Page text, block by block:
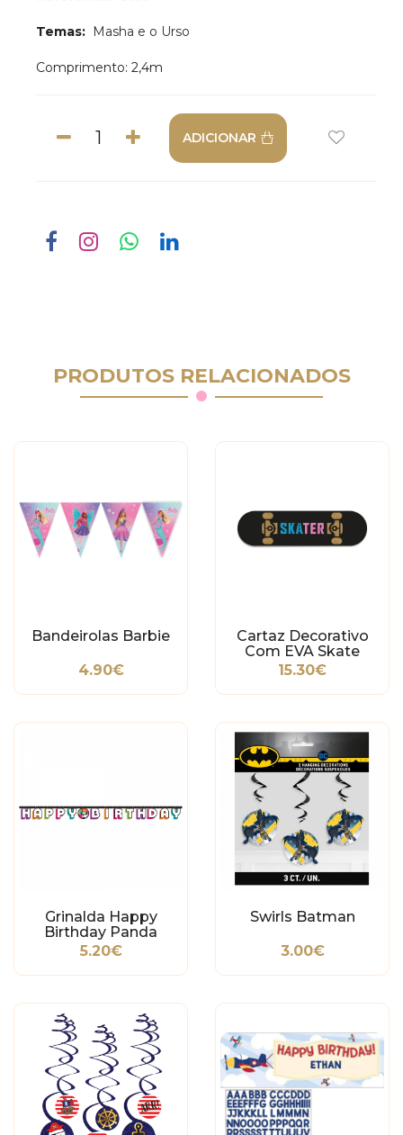
Temas: Masha e o Urso
Comprimento: 2,4m
ADICIONAR
PRODUTOS RELACIONADOS
Bandeirolas Barbie
4.90€
Cartaz Decorativo
Com EVA Skate
15.30€
Grinalda Happy
Birthday Panda
5.20€
Swirls Batman
3.00€